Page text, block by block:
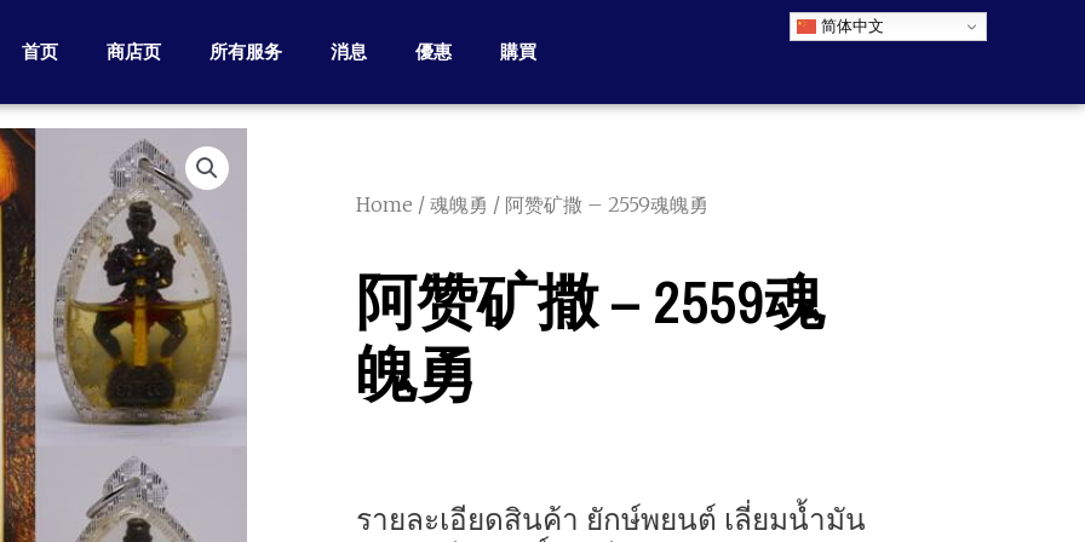
首页 商店页 所有服务 消息 優惠 購買
简体中文
Home / 魂魄勇 / 阿赞矿撒 – 2559魂魄勇
阿赞矿撒 – 2559魂
魄勇
รายละเอียดสินค้า ยักษ์พยนต์ เลี่ยมน้ำมัน